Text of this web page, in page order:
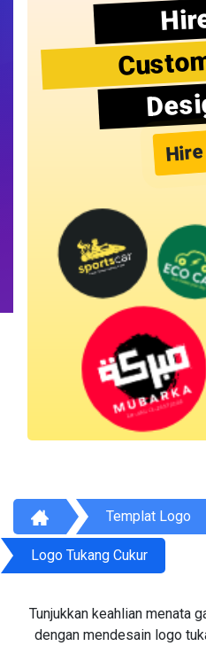
Templat Logo
Logo Tukang Cukur
Tunjukkan keahlian menata
dengan mendesain logo